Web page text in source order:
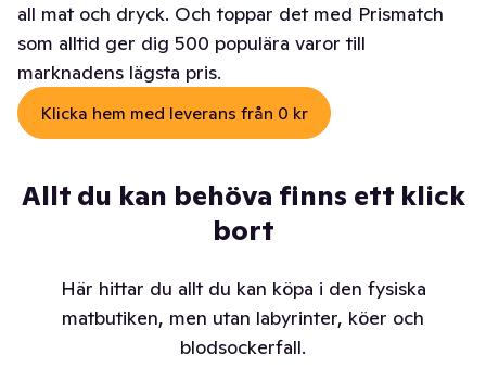
all mat och dryck. Och toppar det med Prismatch
som alltid ger dig 500 populära varor till
marknadens lägsta pris.
Klicka hem med leverans från 0 kr
Allt du kan behöva finns ett klick
bort
Här hittar du allt du kan köpa i den fysiska
matbutiken, men utan labyrinter, köer och
blodsockerfall.